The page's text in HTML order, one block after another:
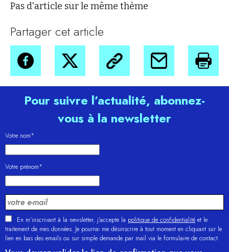
Pas d'article sur le même thème
Partager cet article
Pour suivre l’actualité, abonnez-
vous à la newsletter
Votre nom*
Votre prénom*
En m'inscrivant à la newsletter, j’accepte la politique de confidentialité et le
traitement de mes données. Je pourrai me désinscrire à tout moment en cliquant sur le
lien en bas des emails ou sur simple demande par mail via le formulaire de contact.